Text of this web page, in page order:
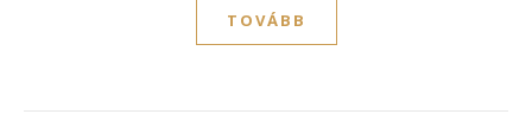
TOVÁBB